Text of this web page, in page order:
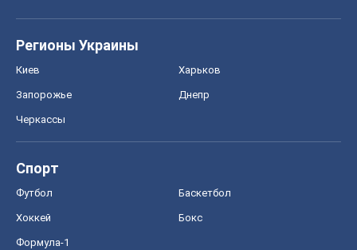
Регионы Украины
Киев Харьков
Запорожье Днепр
Черкассы
Спорт
Футбол Баскетбол
Хоккей Бокс
Формула-1